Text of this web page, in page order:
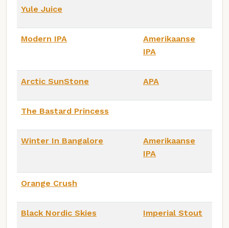
Yule Juice
Modern IPA
Amerikaanse
IPA
Arctic SunStone APA
The Bastard Princess
Winter In Bangalore
Amerikaanse
IPA
Orange Crush
Black Nordic Skies Imperial Stout